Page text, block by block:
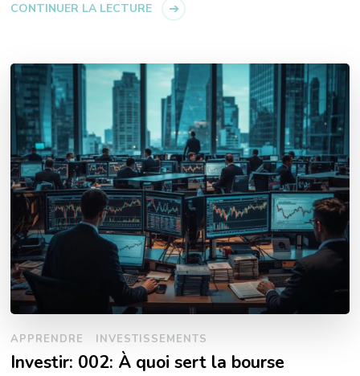
CONTINUER LA LECTURE
APPRENDRE INVESTISSEMENTS
Investir: 002: À quoi sert la bourse